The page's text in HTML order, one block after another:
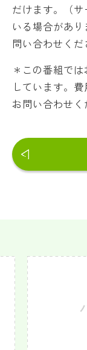
だけます。（
いる場合があ
問い合わせくだ
＊この番組で
しています。
お問い合わせく